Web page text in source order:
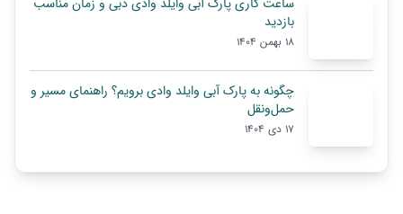
بازدید
18 بهمن 1404
چگونه به پارک آبی وایلد وادی برویم؟ راهنمای مسیر و
حمل‌ونقل
17 دی 1404